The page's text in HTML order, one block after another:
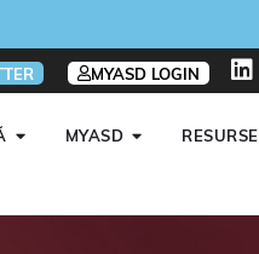
MYASD LOGIN
MYASD RESURSE